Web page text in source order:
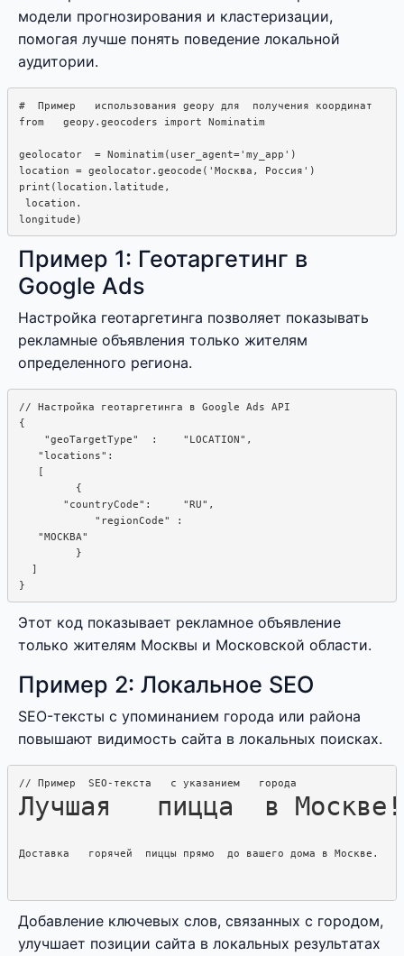
модели прогнозирования и кластеризации,
помогая лучше понять поведение локальной
аудитории.
#  Пример   использования geopy для  получения координат
from   geopy.geocoders import Nominatim
geolocator  = Nominatim(user_agent='my_app')
location = geolocator.geocode('Москва, Россия')
print(location.latitude,
location.
Пример 1: Геотаргетинг в
Google Ads
Настройка геотаргетинга позволяет показывать
рекламные объявления только жителям
определенного региона.
// Настройка геотаргетинга в Google Ads API
{
    "geoTargetType"  :    "LOCATION",
   "locations":
   [
         {
       "countryCode":     "RU",
            "regionCode" :
   "МОСКВА"
         }
  ]
Этот код показывает рекламное объявление
только жителям Москвы и Московской области.
Пример 2: Локальное SEO
SEO-тексты с упоминанием города или района
повышают видимость сайта в локальных поисках.
Лучшая   пицца  в Москве!
Добавление ключевых слов, связанных с городом,
улучшает позиции сайта в локальных результатах